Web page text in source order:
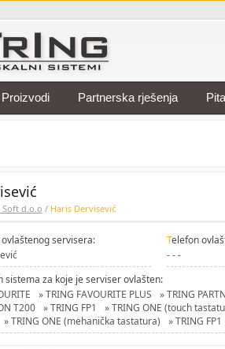
Proizvodi Partnerska rješenja
Soft d.o.o / Haris Dervisević
servisera:
Telefon
- - -
sistema za koje je serviser ovlašten:
» TRING FAVOURITE PLUS
» TRING
T200
» TRING FP1
» TRING ONE (touch
» TRING ONE (mehanička tastatura) » TRING FP1